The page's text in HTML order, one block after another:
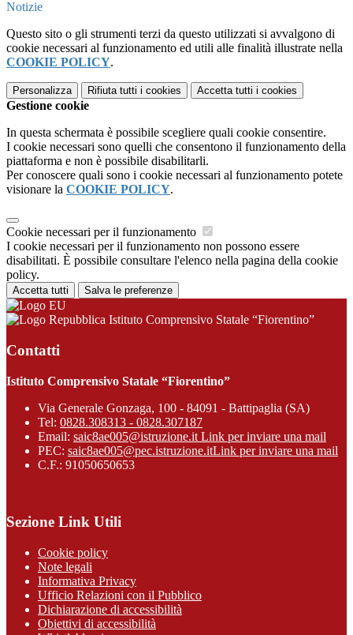
Notizie
Questo sito o gli strumenti terzi da questo utilizzati si avvalgono di
cookie necessari al funzionamento ed utili alle finalità illustrate nella
COOKIE POLICY.
Personalizza Rifiuta tutti i cookies Accetta tutti i cookies
Gestione cookie
In questa schermata è possibile scegliere quali cookie consentire.
I cookie necessari sono quelli che consentono il funzionamento della
piattaforma e non è possibile disabilitarli.
Per conoscere quali sono i cookie necessari al funzionamento potete
visionare la COOKIE POLICY.
Cookie necessari per il funzionamento
I cookie necessari per il funzionamento non possono essere
disabilitati. È possibile consultare l'elenco nella pagina della cookie
policy.
Accetta tutti Salva le preferenze
Istituto Comprensivo Statale “Fiorentino”
Contatti
Istituto Comprensivo Statale “Fiorentino”
Via Generale Gonzaga, 100 - 84091 - Battipaglia (SA)
Tel: 0828.308313 - 0828.307187
Email: saic8ae005@istruzione.it Link per inviare una mail
PEC: saic8ae005@pec.istruzione.itLink per inviare una mail
C.F.: 91050650653
Sezione Link Utili
Cookie policy
Note legali
Informativa Privacy
Ufficio Relazioni con il Pubblico
Dichiarazione di accessibilità
Obiettivi di accessibilità